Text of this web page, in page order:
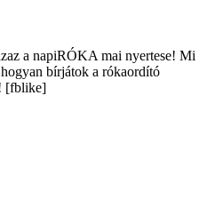
a napiRÓKA mai nyertese! Mi
bírjátok a rókaordító
[fblike]